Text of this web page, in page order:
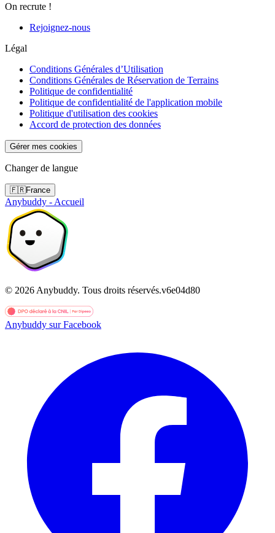
On recrute !
Rejoignez-nous
Légal
Conditions Générales d’Utilisation
Conditions Générales de Réservation de Terrains
Politique de confidentialité
Politique de confidentialité de l'application mobile
Politique d'utilisation des cookies
Accord de protection des données
Gérer mes cookies
Changer de langue
🇫🇷France
Anybuddy - Accueil
© 2026 Anybuddy. Tous droits réservés.v6e04d80
Anybuddy sur Facebook